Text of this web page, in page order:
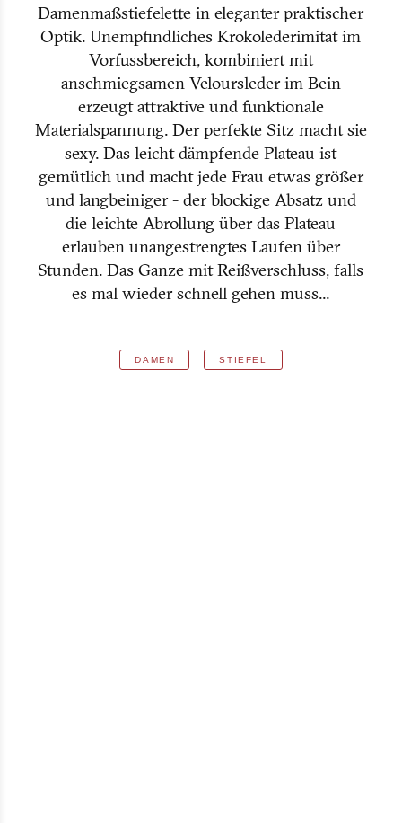
Damenmaßstiefelette in eleganter praktischer
Optik. Unempfindliches Krokolederimitat im
Vorfussbereich, kombiniert mit
anschmiegsamen Veloursleder im Bein
erzeugt attraktive und funktionale
Materialspannung. Der perfekte Sitz macht sie
sexy. Das leicht dämpfende Plateau ist
gemütlich und macht jede Frau etwas größer
und langbeiniger - der blockige Absatz und
die leichte Abrollung über das Plateau
erlauben unangestrengtes Laufen über
Stunden. Das Ganze mit Reißverschluss, falls
es mal wieder schnell gehen muss...
DAMEN STIEFEL